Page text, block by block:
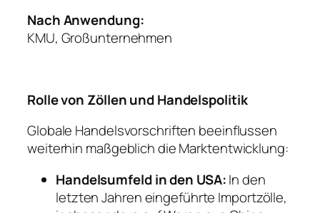
Nach Anwendung:
KMU, Großunternehmen
Rolle von Zöllen und Handelspolitik
Globale Handelsvorschriften beeinflussen
weiterhin maßgeblich die Marktentwicklung:
Handelsumfeld in den USA:In den
letzten Jahren eingeführte Importzölle,